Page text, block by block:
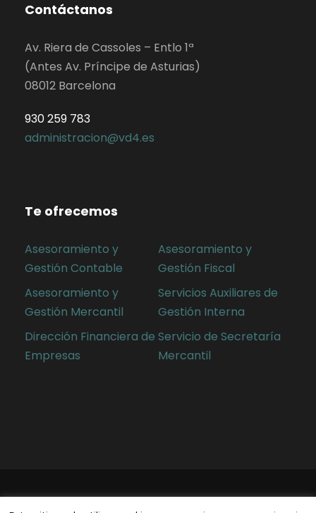
Contáctanos
Av. Riera de Cassoles – Entlo 1ª
(Antes Av. Príncipe de Asturias)
08012 Barcelona
930 259 783
administracion@vd4.es
Te ofrecemos
Asesoramiento y
Gestión Contable
Asesoramiento y
Gestión Fiscal
Asesoramiento y
Gestión Mercantil
Servicios Auxiliares de
Gestión Interna
Dirección Financiera de
Empresas
Servicio de Secretaría
Mercantil